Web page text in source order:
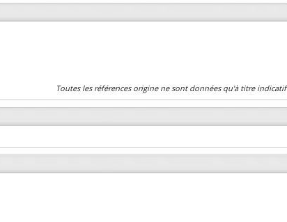
Toutes les références origine ne sont données qu'à titre indicatif